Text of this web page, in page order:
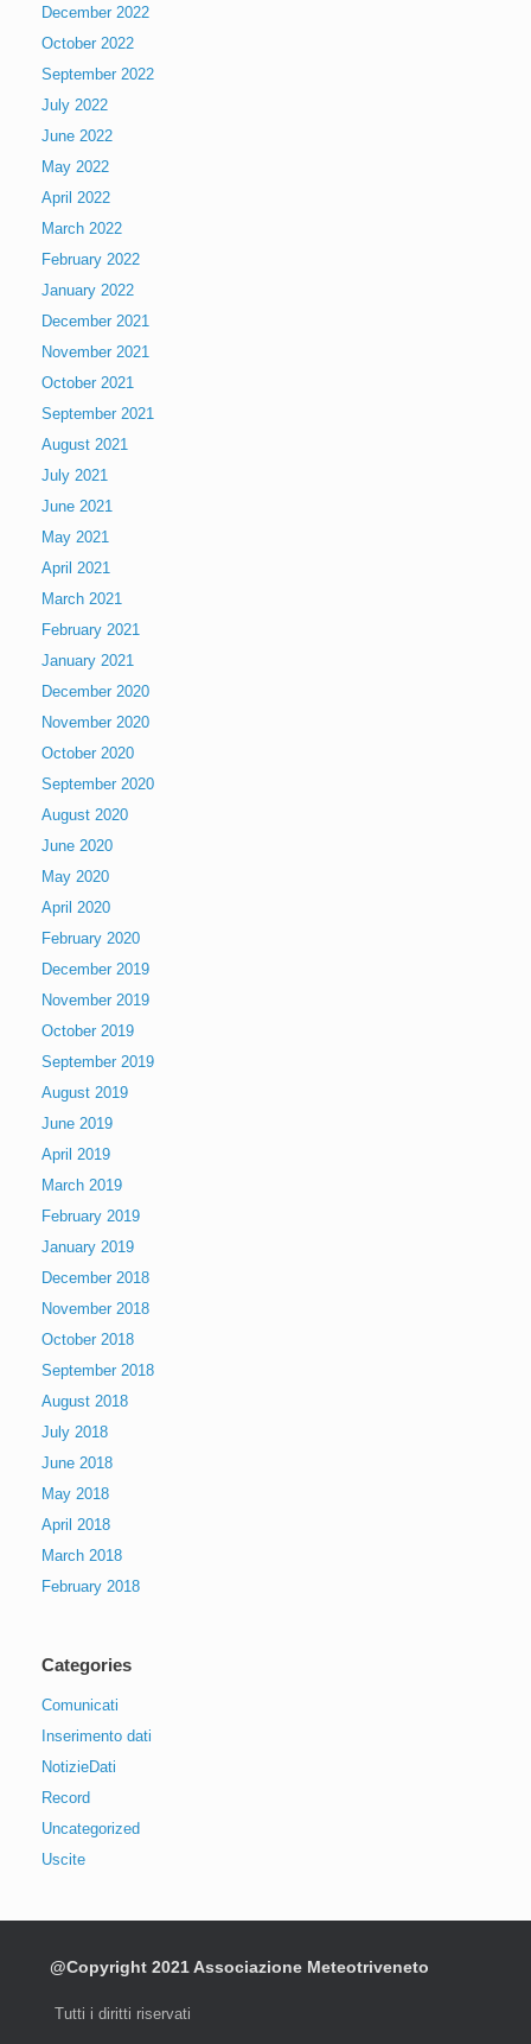
December 2022
October 2022
September 2022
July 2022
June 2022
May 2022
April 2022
March 2022
February 2022
January 2022
December 2021
November 2021
October 2021
September 2021
August 2021
July 2021
June 2021
May 2021
April 2021
March 2021
February 2021
January 2021
December 2020
November 2020
October 2020
September 2020
August 2020
June 2020
May 2020
April 2020
February 2020
December 2019
November 2019
October 2019
September 2019
August 2019
June 2019
April 2019
March 2019
February 2019
January 2019
December 2018
November 2018
October 2018
September 2018
August 2018
July 2018
June 2018
May 2018
April 2018
March 2018
February 2018
Categories
Comunicati
Inserimento dati
NotizieDati
Record
Uncategorized
Uscite
@Copyright 2021 Associazione Meteotriveneto
Tutti i diritti riservati